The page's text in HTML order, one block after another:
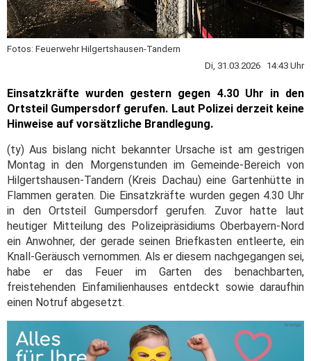
Fotos: Feuerwehr Hilgertshausen-Tandern
Di, 31.03.2026 14:43 Uhr
Einsatzkräfte wurden gestern gegen 4.30 Uhr in den
Ortsteil Gumpersdorf gerufen. Laut Polizei derzeit keine
Hinweise auf vorsätzliche Brandlegung.
(ty) Aus bislang nicht bekannter Ursache ist am gestrigen
Montag in den Morgenstunden im Gemeinde-Bereich von
Hilgertshausen-Tandern (Kreis Dachau) eine Gartenhütte in
Flammen geraten. Die Einsatzkräfte wurden gegen 4.30 Uhr
in den Ortsteil Gumpersdorf gerufen. Zuvor hatte laut
heutiger Mitteilung des Polizeipräsidiums Oberbayern-Nord
ein Anwohner, der gerade seinen Briefkasten entleerte, ein
Knall-Geräusch vernommen. Als er diesem nachgegangen sei,
habe er das Feuer im Garten des benachbarten,
freistehenden Einfamilienhauses entdeckt sowie daraufhin
einen Notruf abgesetzt.